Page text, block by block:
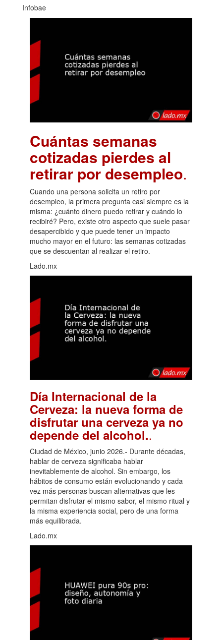
Infobae
Cuántas semanas
cotizadas pierdes al
retirar por desempleo.
Cuando una persona solicita un retiro por
desempleo, la primera pregunta casi siempre es la
misma: ¿cuánto dinero puedo retirar y cuándo lo
recibiré? Pero, existe otro aspecto que suele pasar
desapercibido y que puede tener un impacto
mucho mayor en el futuro: las semanas cotizadas
que se descuentan al realizar el retiro.
Lado.mx
Día Internacional de la
Cerveza: la nueva forma de
disfrutar una cerveza ya no
depende del alcohol..
Ciudad de México, junio 2026.- Durante décadas,
hablar de cerveza significaba hablar
inevitablemente de alcohol. Sin embargo, los
hábitos de consumo están evolucionando y cada
vez más personas buscan alternativas que les
permitan disfrutar el mismo sabor, el mismo ritual y
la misma experiencia social, pero de una forma
más equilibrada.
Lado.mx